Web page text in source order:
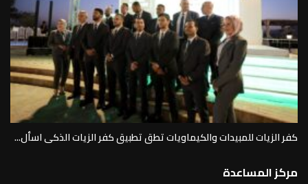
كفر الزيات للمبيدات والكيماويات تطق تطبيق كفر الزيات الذكى اسأل...
مركز المساعدة